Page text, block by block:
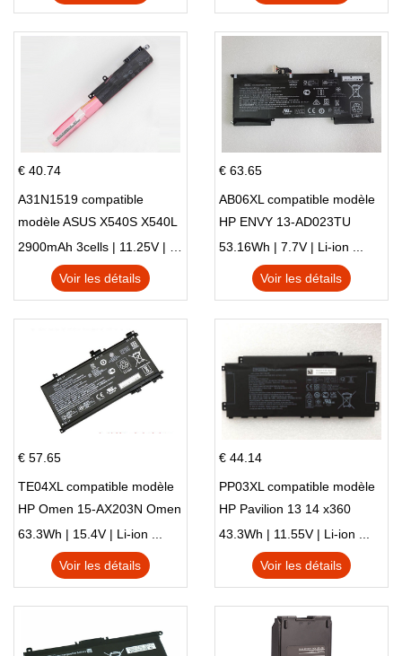
€ 40.74
A31N1519 compatible
modèle ASUS X540S X540L
X540LA-SI302 X540SA
X540S
2900mAh 3cells | 11.25V | Li-ion ...
Voir les détails
€ 63.65
AB06XL compatible modèle
HP ENVY 13-AD023TU
HSTNN-DB8C 921438-855
TPN-I128
53.16Wh | 7.7V | Li-ion ...
Voir les détails
€ 57.65
TE04XL compatible modèle
HP Omen 15-AX203N Omen
15 Series Pavilion 15 Series
63.3Wh | 15.4V | Li-ion ...
Voir les détails
€ 44.14
PP03XL compatible modèle
HP Pavilion 13 14 x360
L83388-AC1 L83388-421
HSTNN-LB8S M01118-421
M01144-005 13-BB 14-DV
43.3Wh | 11.55V | Li-ion ...
Voir les détails